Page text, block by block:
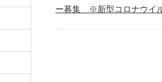
ー募集 ※新型コロナウイ